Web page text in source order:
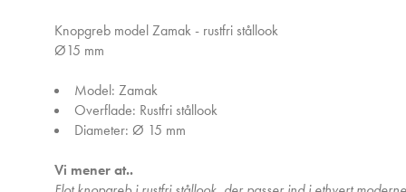
Knopgreb model Zamak - rustfri stållook
Ø15 mm
Model: Zamak
Overflade: Rustfri stållook
Diameter: Ø 15 mm
Vi mener at..